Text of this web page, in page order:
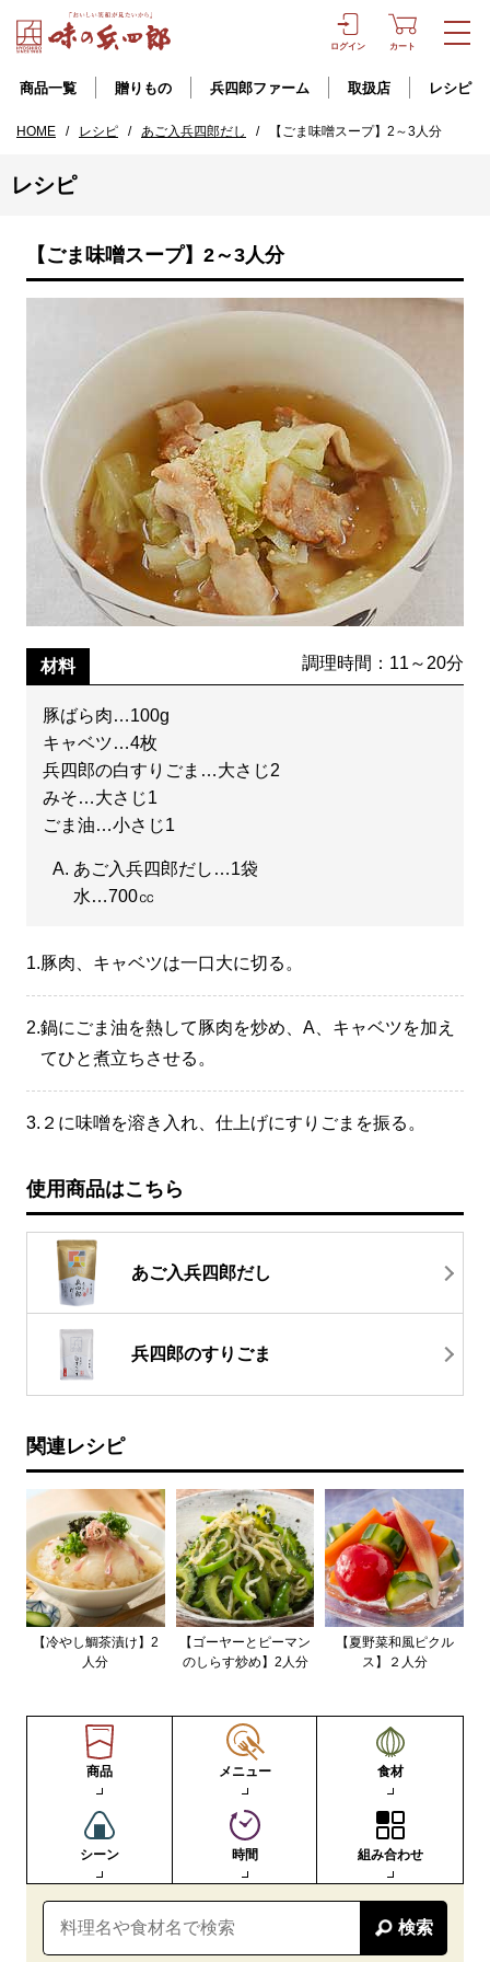
ログイン カート
商品一覧 贈りもの 兵四郎ファーム 取扱店 レシピ
HOME / レシピ / あご入兵四郎だし / 【ごま味噌スープ】2～3人分
レシピ
【ごま味噌スープ】2～3人分
材料 調理時間：11～20分
豚ばら肉…100g
キャベツ…4枚
兵四郎の白すりごま…大さじ2
みそ…大さじ1
ごま油…小さじ1
あご入兵四郎だし…1袋
水…700㏄
1.豚肉、キャベツは一口大に切る。
2.鍋にごま油を熱して豚肉を炒め、A、キャベツを加え
てひと煮立ちさせる。
3. ２に味噌を溶き入れ、仕上げにすりごまを振る。
使用商品はこちら
あご入兵四郎だし
兵四郎のすりごま
関連レシピ
【冷やし鯛茶漬け】2
人分
【ゴーヤーとピーマン
のしらす炒め】2人分
【夏野菜和風ピクル
ス】２人分
商品 メニュー 食材
シーン 時間 組み合わせ
検索